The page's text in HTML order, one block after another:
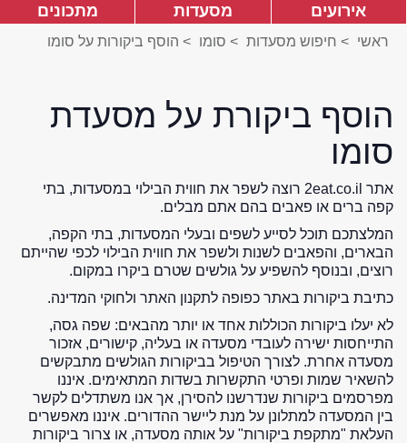
אירועים מסעדות מתכונים
ראשי > חיפוש מסעדות > סומו > הוסף ביקורות על סומו
הוסף ביקורת על מסעדת
סומו
אתר 2eat.co.il רוצה לשפר את חווית הבילוי במסעדות, בתי
קפה ברים או פאבים בהם אתם מבלים.
המלצתכם תוכל לסייע לשפים ובעלי המסעדות, בתי הקפה,
הבארים, והפאבים לשנות ולשפר את חווית הבילוי לכפי שהייתם
רוצים, ובנוסף להשפיע על גולשים שטרם ביקרו במקום.
כתיבת ביקורות באתר כפופה לתקנון האתר ולחוקי המדינה.
לא יעלו ביקורות הכוללות אחד או יותר מהבאים: שפה גסה,
התייחסות ישירה לעובדי מסעדה או בעליה, קישורים, אזכור
מסעדה אחרת. לצורך הטיפול בביקורות הגולשים מתבקשים
להשאיר שמות ופרטי התקשרות בשדות המתאימים. איננו
מפרסמים ביקורות שנדרשנו להסירן, אך אנו משתדלים לקשר
בין המסעדה למתלונן על מנת ליישר ההדורים. איננו מאפשרים
העלאת "מתקפת ביקורות" על אותה מסעדה, או צרור ביקורות